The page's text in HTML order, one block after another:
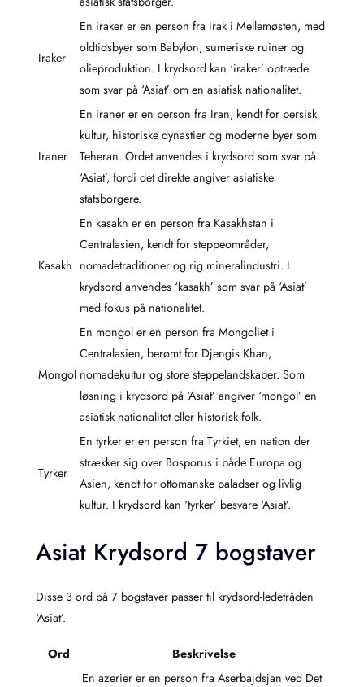
Iraker
En iraker er en person fra Irak i Mellemøsten, med
oldtidsbyer som Babylon, sumeriske ruiner og
olieproduktion. I krydsord kan ‘iraker’ optræde
som svar på ‘Asiat’ om en asiatisk nationalitet.
Iraner
En iraner er en person fra Iran, kendt for persisk
kultur, historiske dynastier og moderne byer som
Teheran. Ordet anvendes i krydsord som svar på
‘Asiat’, fordi det direkte angiver asiatiske
statsborgere.
Kasakh
En kasakh er en person fra Kasakhstan i
Centralasien, kendt for steppeområder,
nomadetraditioner og rig mineralindustri. I
krydsord anvendes ‘kasakh’ som svar på ‘Asiat’
med fokus på nationalitet.
Mongol
En mongol er en person fra Mongoliet i
Centralasien, berømt for Djengis Khan,
nomadekultur og store steppe­landskaber. Som
løsning i krydsord på ‘Asiat’ angiver ‘mongol’ en
asiatisk nationalitet eller historisk folk.
Tyrker
En tyrker er en person fra Tyrkiet, en nation der
strækker sig over Bosporus i både Europa og
Asien, kendt for ottomanske paladser og livlig
kultur. I krydsord kan ‘tyrker’ besvare ‘Asiat’.
Asiat Krydsord 7 bogstaver
Disse 3 ord på 7 bogstaver passer til krydsord-ledetråden
‘Asiat’.
Ord Beskrivelse
En azerier er en person fra Aserbajdsjan ved Det